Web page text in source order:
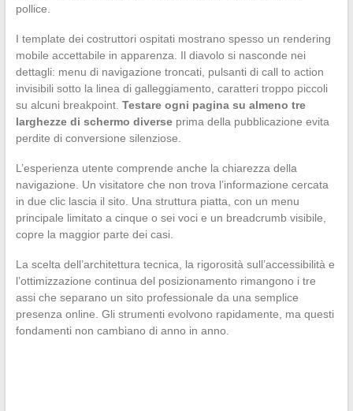
pollice.
I template dei costruttori ospitati mostrano spesso un rendering
mobile accettabile in apparenza. Il diavolo si nasconde nei
dettagli: menu di navigazione troncati, pulsanti di call to action
invisibili sotto la linea di galleggiamento, caratteri troppo piccoli
su alcuni breakpoint. Testare ogni pagina su almeno tre
larghezze di schermo diverseprima della pubblicazione evita
perdite di conversione silenziose.
L’esperienza utente comprende anche la chiarezza della
navigazione. Un visitatore che non trova l’informazione cercata
in due clic lascia il sito. Una struttura piatta, con un menu
principale limitato a cinque o sei voci e un breadcrumb visibile,
copre la maggior parte dei casi.
La scelta dell’architettura tecnica, la rigorosità sull’accessibilità e
l’ottimizzazione continua del posizionamento rimangono i tre
assi che separano un sito professionale da una semplice
presenza online. Gli strumenti evolvono rapidamente, ma questi
fondamenti non cambiano di anno in anno.